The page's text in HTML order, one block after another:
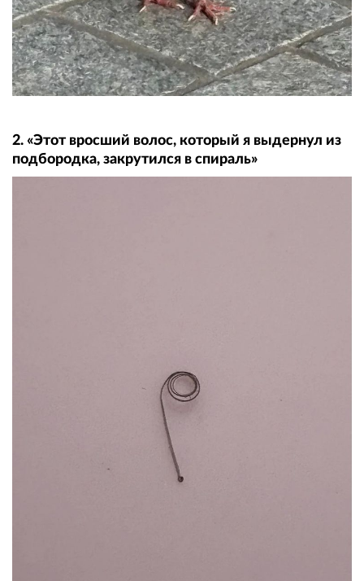
2. «Этот вросший волос, который я выдернул из
подбородка, закрутился в спираль»